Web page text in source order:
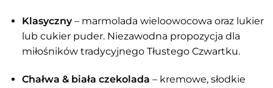
Klasyczny– marmolada wieloowocowa oraz lukier
lub cukier puder. Niezawodna propozycja dla
miłośników tradycyjnego Tłustego Czwartku.
Chałwa & biała czekolada – kremowe, słodkie